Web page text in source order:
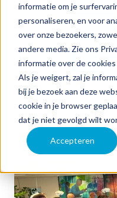
informatie om je
personaliseren, en voor
over onze bezoekers,
andere media. Zie ons
informatie over de
Als je weigert, zal je
bij je bezoek aan deze
cookie in je browser
dat je niet gevolgd wilt
Accepteren
Sector
Tech &
in
gesprek